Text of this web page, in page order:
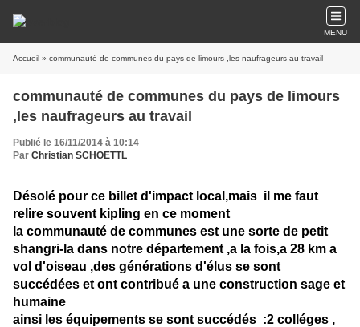
MENU
Accueil » communauté de communes du pays de limours ,les naufrageurs au travail
communauté de communes du pays de limours
,les naufrageurs au travail
Publié le 16/11/2014 à 10:14
Par Christian SCHOETTL
Désolé pour ce billet d'impact local,mais il me faut
relire souvent kipling en ce moment
la communauté de communes est une sorte de petit
shangri-la dans notre département ,a la fois,a 28 km a
vol d'oiseau ,des générations d'élus se sont
succédées et ont contribué a une construction sage et
humaine
ainsi les équipements se sont succédés :2 colléges ,